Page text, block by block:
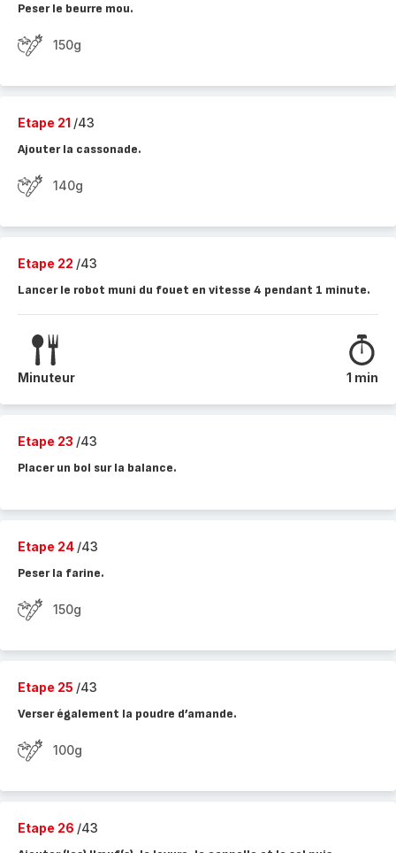
Peser le beurre mou.
150g
Etape 21 /43
Ajouter la cassonade.
140g
Etape 22 /43
Lancer le robot muni du fouet en vitesse 4 pendant 1 minute.
Minuteur 1 min
Etape 23 /43
Placer un bol sur la balance.
Etape 24 /43
Peser la farine.
150g
Etape 25 /43
Verser également la poudre d’amande.
100g
Etape 26 /43